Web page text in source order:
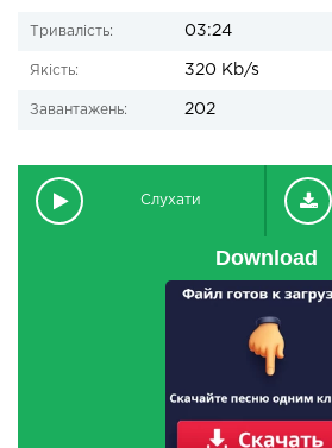
Тривалість: 03:24
Якість: 320 Kb/s
Завантажень: 202
Слухати
Download